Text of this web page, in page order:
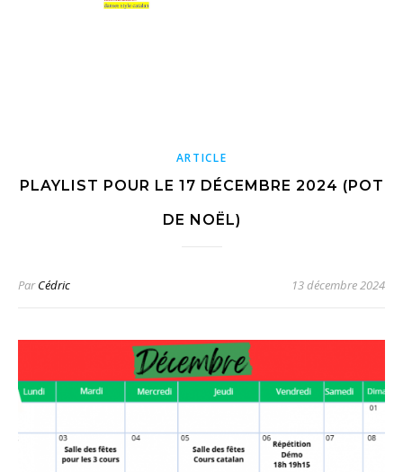
ARTICLE
PLAYLIST POUR LE 17 DÉCEMBRE 2024 (POT
DE NOËL)
ParCédric 13 décembre 2024